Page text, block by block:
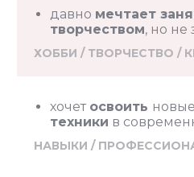
давно мечтает
творчеством, но не
ХОББИ / ТВОРЧЕСТВО /
хочет освоить новые
техники в
НАВЫКИ /